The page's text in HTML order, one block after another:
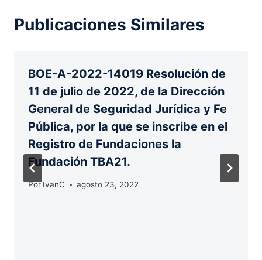
Publicaciones Similares
BOE-A-2022-14019 Resolución de
11 de julio de 2022, de la Dirección
General de Seguridad Jurídica y Fe
Pública, por la que se inscribe en el
Registro de Fundaciones la
Fundación TBA21.
Por IvanC agosto 23, 2022